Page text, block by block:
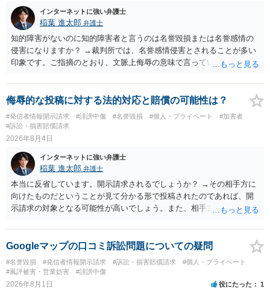
インターネットに強い弁護士
稲葉 進太郎 弁護士
知的障害がないのに知的障害者と言うのは名誉毀損または名誉感情の
侵害になりますか？ →裁判所では、名誉感情侵害とされることが多い
印象です。ご指摘のとおり、文脈上侮辱の意味で言っている点も加味
侮辱的な投稿に対する法的対応と賠償の可能性は？
#発信者情報開示請求 #誹謗中傷 #名誉毀損 #個人・プライベート
#加害者
#訴訟・損害賠償請求
2026年8月4日
インターネットに強い弁護士
稲葉 進太郎 弁護士
本当に反省しています。開示請求されるでしょうか？ →その相手方に
向けたものだということが見て分かる形で投稿されたのであれば、開
示請求の対象となる可能性が高いでしょう。また、相手方の投稿した
と存じます。発信者情報開示請求が進むと、投稿に使った回線の契約
者のところに、意見照会がなされます。アカウント情報開示の場合
は、アカウントの登録メールに意見照会がなされます。 また、された
場合賠償金はいくらでしょうか。 →ケースバイケースであり、数万円
から１００万単位まで様々でしょう。裁判外であれば交渉して相手方
Googleマップの口コミ訴訟問題についての疑問
#名誉毀損 #発信者情報開示請求 #訴訟・損害賠償請求
#個人・プライベート
#風評被害・営業妨害
#誹謗中傷
2026年8月1日 役にたった 1